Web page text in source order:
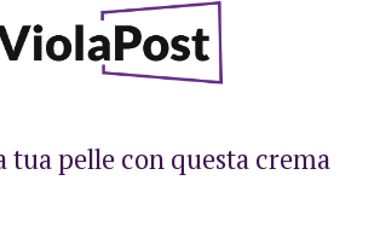
tua pelle con questa crema